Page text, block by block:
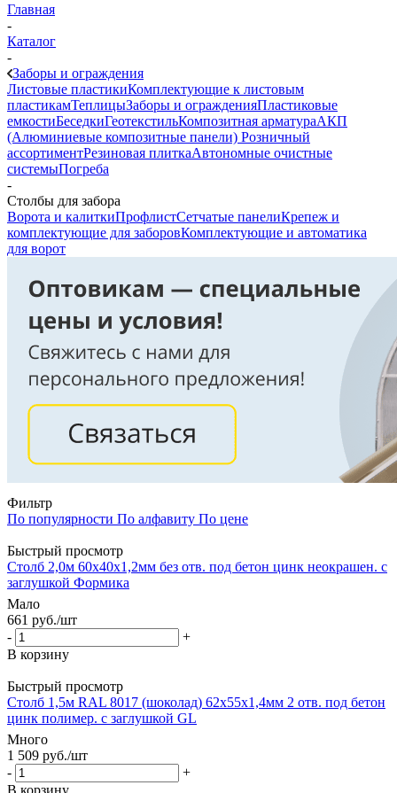
Главная
-
Каталог
-
Заборы и ограждения
Листовые пластикиКомплектующие к листовым
пластикамТеплицыЗаборы и огражденияПластиковые
емкостиБеседкиГеотекстильКомпозитная арматураАКП
(Алюминиевые композитные панели) Розничный
ассортиментРезиновая плиткаАвтономные очистные
системыПогреба
-
Столбы для забора
Ворота и калиткиПрофлистСетчатые панелиКрепеж и
комплектующие для заборовКомплектующие и автоматика
для ворот
Фильтр
По популярности По алфавиту По цене
Быстрый просмотр
Столб 2,0м 60х40х1,2мм без отв. под бетон цинк неокрашен. с
заглушкой Формика
Мало
661 руб./шт
-
+
В корзину
Быстрый просмотр
Столб 1,5м RAL 8017 (шоколад) 62х55х1,4мм 2 отв. под бетон
цинк полимер. с заглушкой GL
Много
1 509 руб./шт
-
+
В корзину